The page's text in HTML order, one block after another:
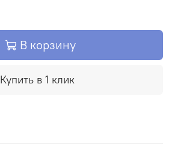
В корзину
Купить в 1 клик